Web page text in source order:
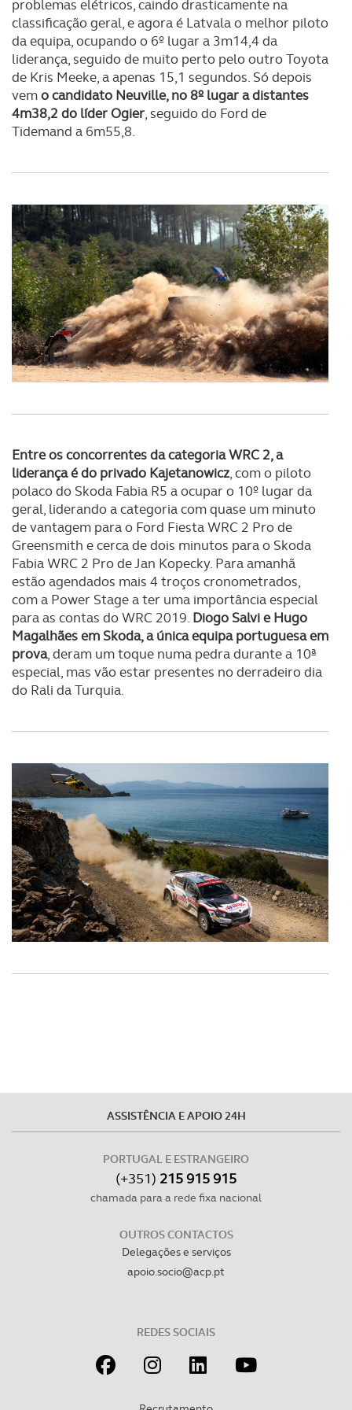
O ACP garantirá que as transferências internacionais de
dados pessoais serão realizadas apenas com o seu
consentimento e quando tal se afigure estritamente
necessário no contexto dos serviços a prestar.
Realçamos que o bloqueio de certo tipo de Cookies e
tecnologias similares pode ter impacto na sua
disponibilizados.
Consulte a política de cookies do site.
problemas elétricos, caindo drasticamente na
classificação geral, e agora é Latvala o melhor piloto
da equipa, ocupando o 6º lugar a 3m14,4 da
liderança, seguido de muito perto pelo outro Toyota
de Kris Meeke, a apenas 15,1 segundos. Só depois
vemo candidato Neuville, no 8º lugar a distantes
4m38,2 do líder Ogier, seguido do Ford de
Tidemand a 6m55,8.
Entre os concorrentes da categoria WRC 2, a
liderança é do privado Kajetanowicz, com o piloto
polaco do Skoda Fabia R5 a ocupar o 10º lugar da
geral, liderando a categoria com quase um minuto
de vantagem para o Ford Fiesta WRC 2 Pro de
Greensmith e cerca de dois minutos para o Skoda
Fabia WRC 2 Pro de Jan Kopecky. Para amanhã
estão agendados mais 4 troços cronometrados,
com a Power Stage a ter uma importância especial
para as contas do WRC 2019. Diogo Salvi e Hugo
Magalhães em Skoda, a única equipa portuguesa em
prova, deram um toque numa pedra durante a 10ª
especial, mas vão estar presentes no derradeiro dia
do Rali da Turquia.
ASSISTÊNCIA E APOIO 24H
PORTUGAL E ESTRANGEIRO
(+351) 215 915 915
chamada para a rede fixa nacional
OUTROS CONTACTOS
Delegações e serviços
apoio.socio@acp.pt
REDES SOCIAIS